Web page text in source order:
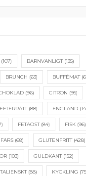
BARNVÄNLIGT(135)
BRUNCH (63) BUFFÉMAT
(96) CITRON (95)
EFTERRÄTT(88) ENGLAND
FETAOST(84) FISK (96)
FÄRS (68) GLUTENFRITT(428)
(103) GULDKANT(152)
(88) KYCKLING